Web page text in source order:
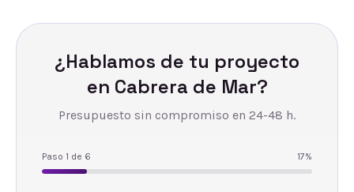
¿Hablamos de tu proyecto
en Cabrera de Mar?
Presupuesto sin compromiso en 24-48 h.
Paso 1 de 6 17%